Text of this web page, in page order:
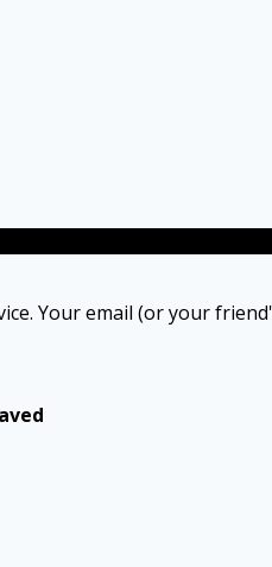
Your email (or your